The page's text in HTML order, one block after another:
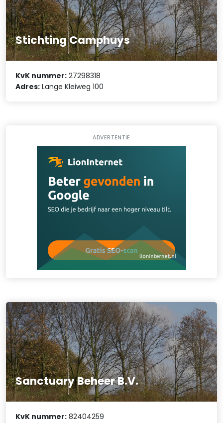
Stichting Camphuys
KvK nummer: 27298318
Adres: Lange Kleiweg 100
ADVERTENTIE
Sanctuary Beheer B.V.
KvK nummer: 82404259